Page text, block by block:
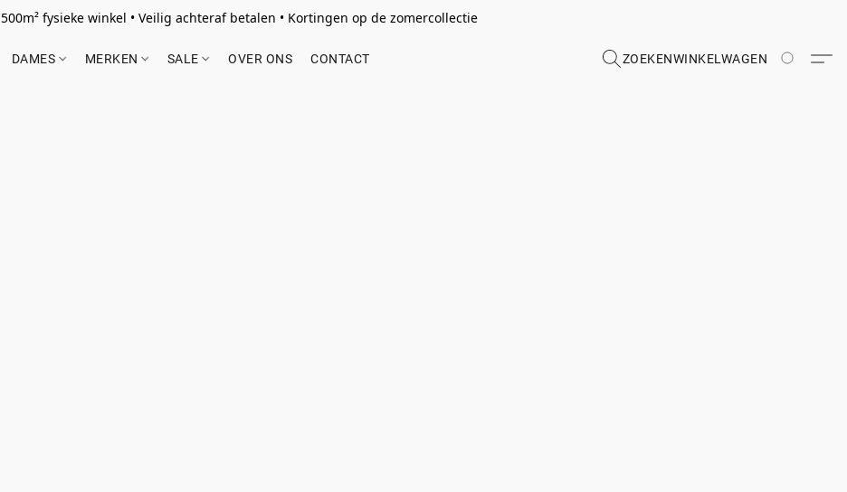
500m² fysieke winkel • Veilig achteraf betalen • Kortingen op de zomercollectie
DAMES MERKEN SALE OVER ONS CONTACT ZOEKENWINKELWAGEN